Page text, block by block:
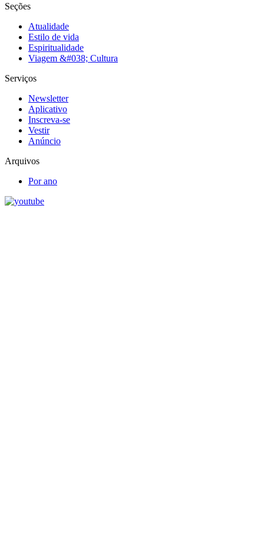
Seções
Atualidade
Estilo de vida
Espiritualidade
Viagem &#038; Cultura
Serviços
Newsletter
Aplicativo
Inscreva-se
Vestir
Anúncio
Arquivos
Por ano